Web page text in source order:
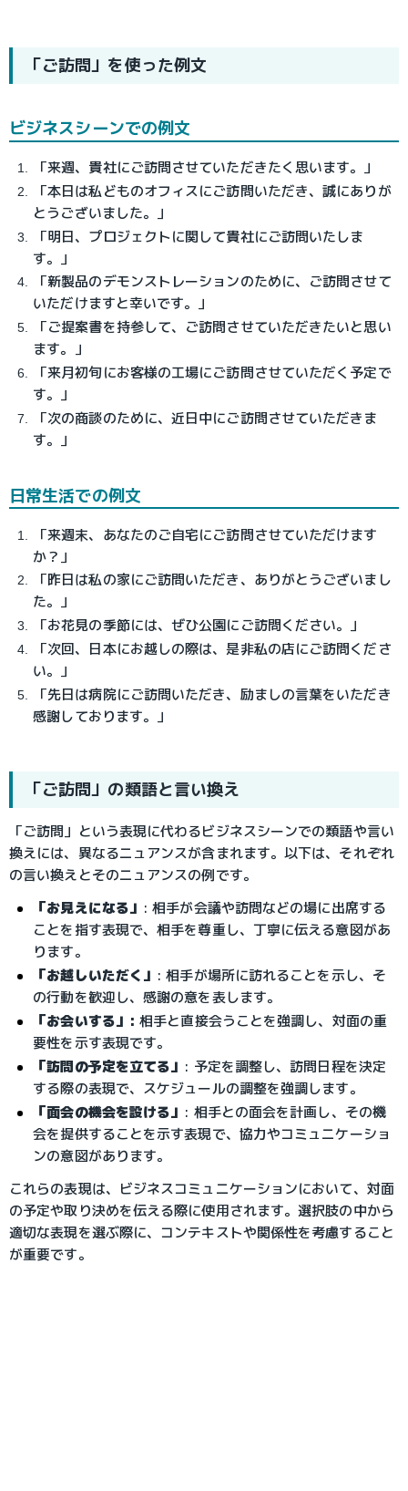
「ご訪問」を使った例文
ビジネスシーンでの例文
「来週、貴社にご訪問させていただきたく思います。」
「本日は私どものオフィスにご訪問いただき、誠にありが
とうございました。」
「明日、プロジェクトに関して貴社にご訪問いたしま
す。」
「新製品のデモンストレーションのために、ご訪問させて
いただけますと幸いです。」
「ご提案書を持参して、ご訪問させていただきたいと思い
ます。」
「来月初旬にお客様の工場にご訪問させていただく予定で
す。」
「次の商談のために、近日中にご訪問させていただきま
す。」
日常生活での例文
「来週末、あなたのご自宅にご訪問させていただけます
か？」
「昨日は私の家にご訪問いただき、ありがとうございまし
た。」
「お花見の季節には、ぜひ公園にご訪問ください。」
「次回、日本にお越しの際は、是非私の店にご訪問くださ
い。」
「先日は病院にご訪問いただき、励ましの言葉をいただき
感謝しております。」
「ご訪問」の類語と言い換え
「ご訪問」という表現に代わるビジネスシーンでの類語や言い
換えには、異なるニュアンスが含まれます。以下は、それぞれ
の言い換えとそのニュアンスの例です。
「お見えになる」 : 相手が会議や訪問などの場に出席する
ことを指す表現で、相手を尊重し、丁寧に伝える意図があ
ります。
「お越しいただく」 : 相手が場所に訪れることを示し、そ
の行動を歓迎し、感謝の意を表します。
「お会いする」 : 相手と直接会うことを強調し、対面の重
要性を示す表現です。
「訪問の予定を立てる」 : 予定を調整し、訪問日程を決定
する際の表現で、スケジュールの調整を強調します。
「面会の機会を設ける」 : 相手との面会を計画し、その機
会を提供することを示す表現で、協力やコミュニケーショ
ンの意図があります。
これらの表現は、ビジネスコミュニケーションにおいて、対面
の予定や取り決めを伝える際に使用されます。選択肢の中から
適切な表現を選ぶ際に、コンテキストや関係性を考慮すること
が重要です。